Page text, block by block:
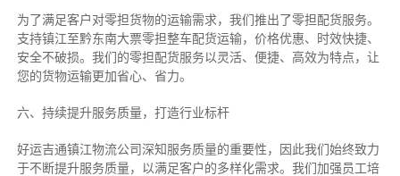
为了满足客户对零担货物的运输需求，我们推出了零担配货服务。
支持镇江至黔东南大票零担整车配货运输，价格优惠、时效快捷、
安全不破损。我们的零担配货服务以灵活、便捷、高效为特点，让
您的货物运输更加省心、省力。
六、持续提升服务质量，打造行业标杆
好运吉通镇江物流公司深知服务质量的重要性，因此我们始终致力
于不断提升服务质量，以满足客户的多样化需求。我们加强员工培